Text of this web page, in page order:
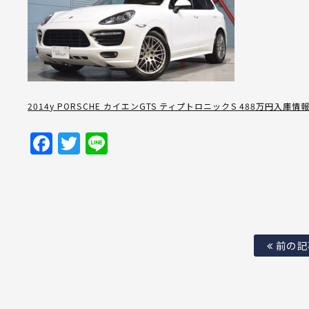
2014y PORSCHE カイエンGTS ティプトロニックS 488万円入庫情
Facebook
Twitter
前の